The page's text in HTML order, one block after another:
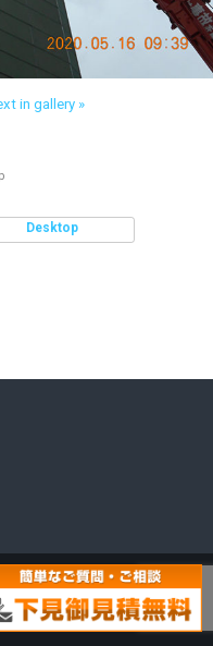
in gallery »
Desktop